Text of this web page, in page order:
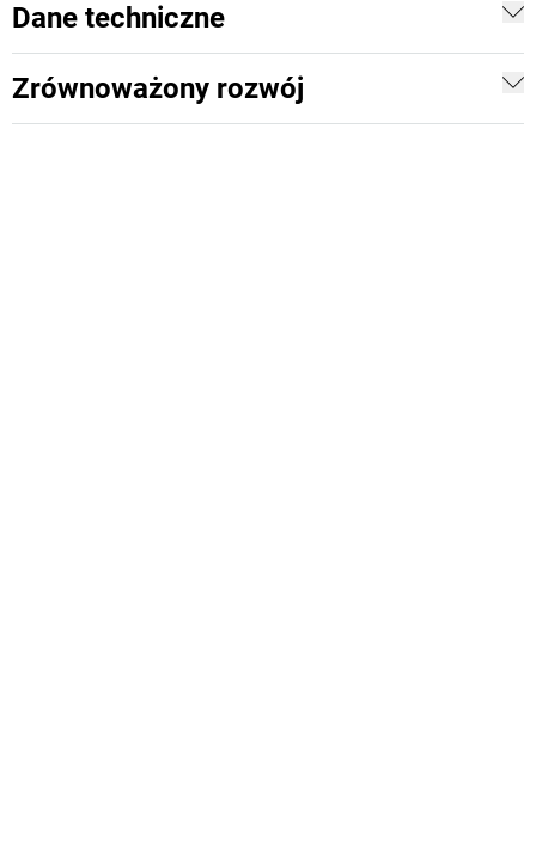
Dane techniczne
Zrównoważony rozwój